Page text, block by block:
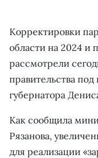
Корректировки
области на 2024 и
рассмотрели
правительства
губернатора
Как сообщила
Рязанова,
для реализации